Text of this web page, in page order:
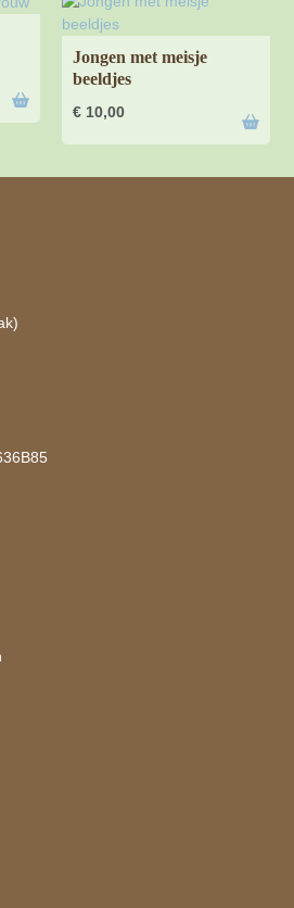
Jongen met meisje
beeldjes
€ 10,00